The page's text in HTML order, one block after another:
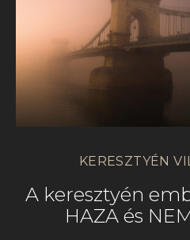
KERESZTYÉN
A keresztyén
HAZA és